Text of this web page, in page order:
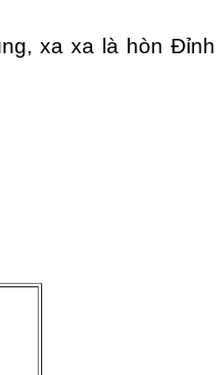
xa xa là hòn Đỉnh